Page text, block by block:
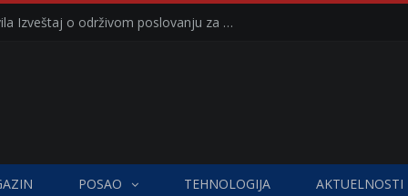
Kompanija Delez Srbija objavila Izveštaj o održivom poslovanju za 2025. godinu Briga o zajednici kroz program „Hrana za sve“ i edukaciju učenika
POSAO TEHNOLOGIJA AKTUELNOSTI